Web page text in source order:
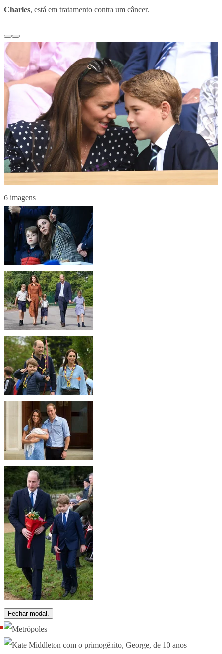
Charles, está em tratamento contra um câncer.
6 imagens
Fechar modal.